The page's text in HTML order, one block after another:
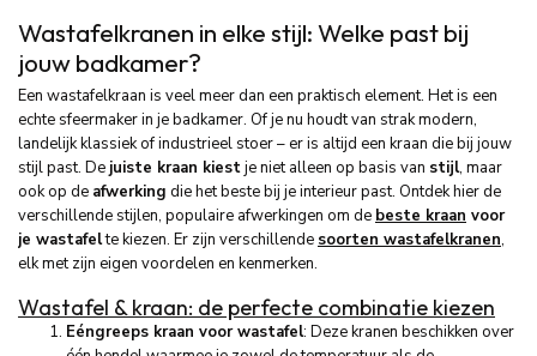
Wastafelkranen in elke stijl: Welke past bij
jouw badkamer?
Een wastafelkraan is veel meer dan een praktisch element. Het is een
echte sfeermaker in je badkamer. Of je nu houdt van strak modern,
landelijk klassiek of industrieel stoer – er is altijd een kraan die bij jouw
stijl past. De juiste kraan kiestje niet alleen op basis van stijl, maar
ook op de afwerking die het beste bij je interieur past. Ontdek hier de
verschillende stijlen, populaire afwerkingen om de beste kraan voor
je wastafelte kiezen. Er zijn verschillende soorten wastafelkranen,
elk met zijn eigen voordelen en kenmerken.
Wastafel & kraan: de perfecte combinatie kiezen
Eéngreeps kraan voor wastafel: Deze kranen beschikken over